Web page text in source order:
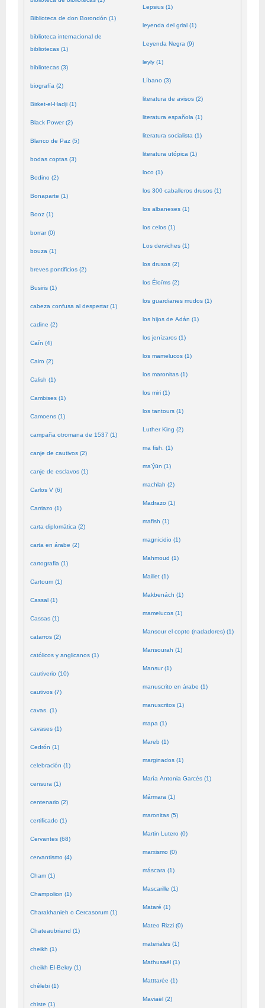
Biblioteca de don Borondón (1)
biblioteca internacional de
bibliotecas (1)
bibliotecas (3)
biografía (2)
Birket-el-Hadji (1)
Black Power (2)
Blanco de Paz (5)
bodas coptas (3)
Bodino (2)
Bonaparte (1)
Booz (1)
borrar (0)
bouza (1)
breves pontificios (2)
Busiris (1)
cabeza confusa al despertar (1)
cadine (2)
Caín (4)
Cairo (2)
Calish (1)
Cambises (1)
Camoens (1)
campaña otromana de 1537 (1)
canje de cautivos (2)
canje de esclavos (1)
Carlos V (6)
Carriazo (1)
carta diplomática (2)
carta en árabe (2)
cartografia (1)
Cartoum (1)
Cassal (1)
Cassas (1)
catarros (2)
católicos y anglicanos (1)
cautiverio (10)
cautivos (7)
cavas. (1)
cavases (1)
Cedrón (1)
celebración (1)
censura (1)
centenario (2)
certificado (1)
Cervantes (68)
cervantismo (4)
Cham (1)
Champolion (1)
Charakhanieh o Cercasorum (1)
Chateaubriand (1)
cheikh (1)
cheikh El-Bekry (1)
chélebi (1)
chiste (1)
Lepsius (1)
leyenda del grial (1)
Leyenda Negra (9)
leyly (1)
Líbano (3)
literatura de avisos (2)
literatura española (1)
literatura socialista (1)
literatura utópica (1)
loco (1)
los 300 caballeros drusos (1)
los albaneses (1)
los celos (1)
Los derviches (1)
los drusos (2)
los Éloïms (2)
los guardianes mudos (1)
los hijos de Adán (1)
los jenízaros (1)
los mamelucos (1)
los maronitas (1)
los miri (1)
los tantours (1)
Luther King (2)
ma fish. (1)
ma’ŷūn (1)
machlah (2)
Madrazo (1)
mafish (1)
magnicidio (1)
Mahmoud (1)
Maillet (1)
Makbenách (1)
mamelucos (1)
Mansour el copto (nadadores) (1)
Mansourah (1)
Mansur (1)
manuscrito en árabe (1)
manuscritos (1)
mapa (1)
Mareb (1)
marginados (1)
María Antonia Garcés (1)
Mármara (1)
maronitas (5)
Martin Lutero (0)
marxismo (0)
máscara (1)
Mascarille (1)
Mataré (1)
Mateo Rizzi (0)
materiales (1)
Mathusaël (1)
Matttarée (1)
Maviaël (2)